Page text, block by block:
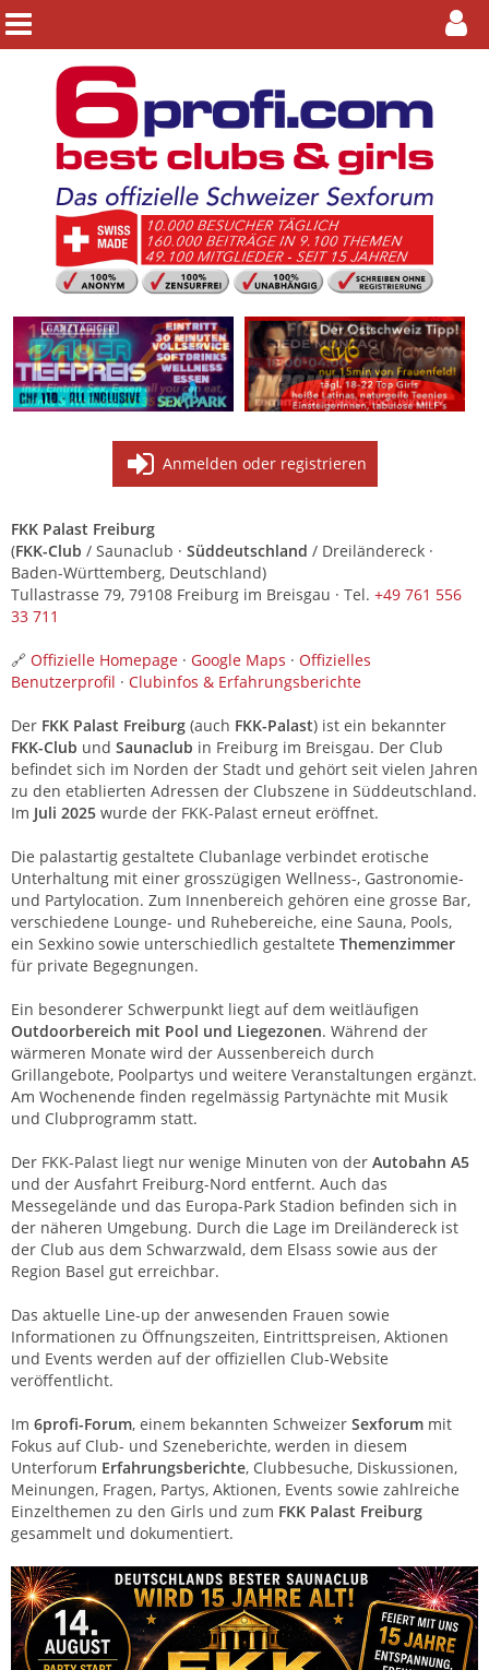
Anmelden oder registrieren
FKK Palast Freiburg
(FKK-Club / Saunaclub · Süddeutschland / Dreiländereck ·
Baden-Württemberg, Deutschland)
Tullastrasse 79, 79108 Freiburg im Breisgau · Tel. +49 761 556
33 711
🔗 Offizielle Homepage · Google Maps · Offizielles
Benutzerprofil · Clubinfos & Erfahrungsberichte
Der FKK Palast Freiburg (auch FKK-Palast) ist ein bekannter
FKK-Club und Saunaclub in Freiburg im Breisgau. Der Club
befindet sich im Norden der Stadt und gehört seit vielen Jahren
zu den etablierten Adressen der Clubszene in Süddeutschland.
Im Juli 2025 wurde der FKK-Palast erneut eröffnet.
Die palastartig gestaltete Clubanlage verbindet erotische
Unterhaltung mit einer grosszügigen Wellness-, Gastronomie-
und Partylocation. Zum Innenbereich gehören eine grosse Bar,
verschiedene Lounge- und Ruhebereiche, eine Sauna, Pools,
ein Sexkino sowie unterschiedlich gestaltete Themenzimmer
für private Begegnungen.
Ein besonderer Schwerpunkt liegt auf dem weitläufigen
Outdoorbereich mit Pool und Liegezonen. Während der
wärmeren Monate wird der Aussenbereich durch
Grillangebote, Poolpartys und weitere Veranstaltungen ergänzt.
Am Wochenende finden regelmässig Partynächte mit Musik
und Clubprogramm statt.
Der FKK-Palast liegt nur wenige Minuten von der Autobahn A5
und der Ausfahrt Freiburg-Nord entfernt. Auch das
Messegelände und das Europa-Park Stadion befinden sich in
der näheren Umgebung. Durch die Lage im Dreiländereck ist
der Club aus dem Schwarzwald, dem Elsass sowie aus der
Region Basel gut erreichbar.
Das aktuelle Line-up der anwesenden Frauen sowie
Informationen zu Öffnungszeiten, Eintrittspreisen, Aktionen
und Events werden auf der offiziellen Club-Website
veröffentlicht.
Im 6profi-Forum, einem bekannten Schweizer Sexforum mit
Fokus auf Club- und Szeneberichte, werden in diesem
Unterforum Erfahrungsberichte, Clubbesuche, Diskussionen,
Meinungen, Fragen, Partys, Aktionen, Events sowie zahlreiche
Einzelthemen zu den Girls und zum FKK Palast Freiburg
gesammelt und dokumentiert.